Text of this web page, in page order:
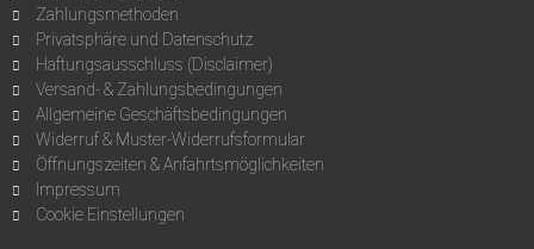
Zahlungsmethoden
Privatsphäre und Datenschutz
Haftungsausschluss (Disclaimer)
Versand- & Zahlungsbedingungen
Allgemeine Geschäftsbedingungen
Widerruf & Muster-Widerrufsformular
Öffnungszeiten & Anfahrtsmöglichkeiten
Impressum
Cookie Einstellungen